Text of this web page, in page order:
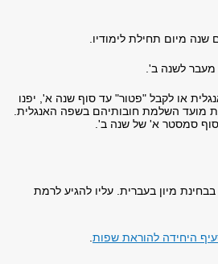
מיום תחילת לימודיו.
מעבר לשנה ב'.
או לקבל "פטור" עד סוף שנה א', יפנו
מועד השלמת חובותיהם בשפה האנגלית.
סמסטר א' של שנה ב'.
מיון בעברית. עליו להגיע לרמת
היחידה להוראת שפות